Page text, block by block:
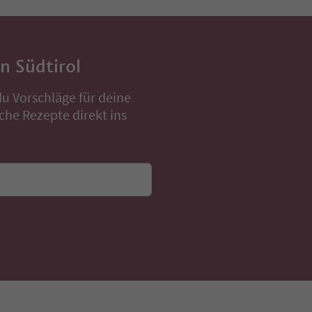
Südtirol
Vorschläge für deine
Rezepte direkt ins